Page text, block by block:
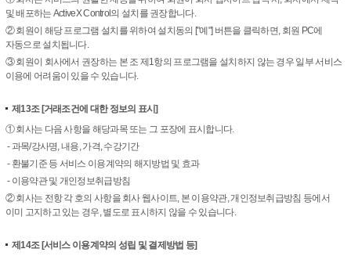
및 배포하는 ActiveX Control의 설치를 권장합니다.
② 회원이 해당 프로그램 설치를 위하여 설치동의 ["예"] 버튼을 클릭하면, 회원 PC에
자동으로 설치됩니다.
③ 회원이 회사에서 권장하는 본 조 제1항의 프로그램을 설치하지 않는 경우 일부 서비스
이용에 어려움이 있을 수 있습니다.
제13조[거래조건에 대한 정보의 표시]
① 회사는 다음 사항을 해당과목 또는 그 포장에 표시합니다.
- 과목/강사명, 내용, 가격, 수강기간
- 환불기준 등 서비스 이용계약의 해지방법 및 효과
- 이용약관 및 개인정보취급방침
② 회사는 전항 각 호의 사항을 회사 웹사이트, 본 이용약관, 개인정보취급방침 등에서
이미 고지하고 있는 경우, 별도로 표시하지 않을 수 있습니다.
제14조[서비스 이용계약의 성립 및 결제방법 등]